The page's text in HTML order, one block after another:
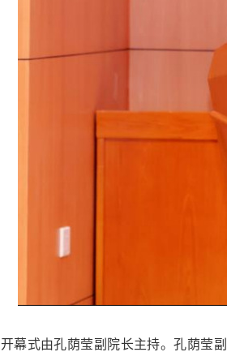
开幕式由孔荫莹副院长主持。孔荫莹